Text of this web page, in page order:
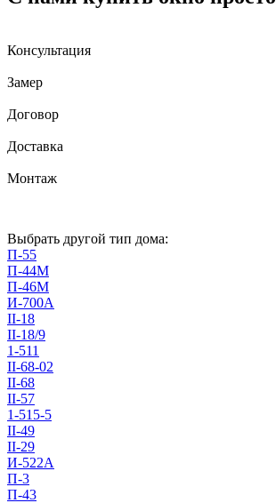
Консультация
Замер
Договор
Доставка
Монтаж
Выбрать другой тип дома:
П-55
П-44М
П-46М
И-700А
II-18
II-18/9
1-511
II-68-02
II-68
II-57
1-515-5
II-49
II-29
И-522А
П-3
П-43